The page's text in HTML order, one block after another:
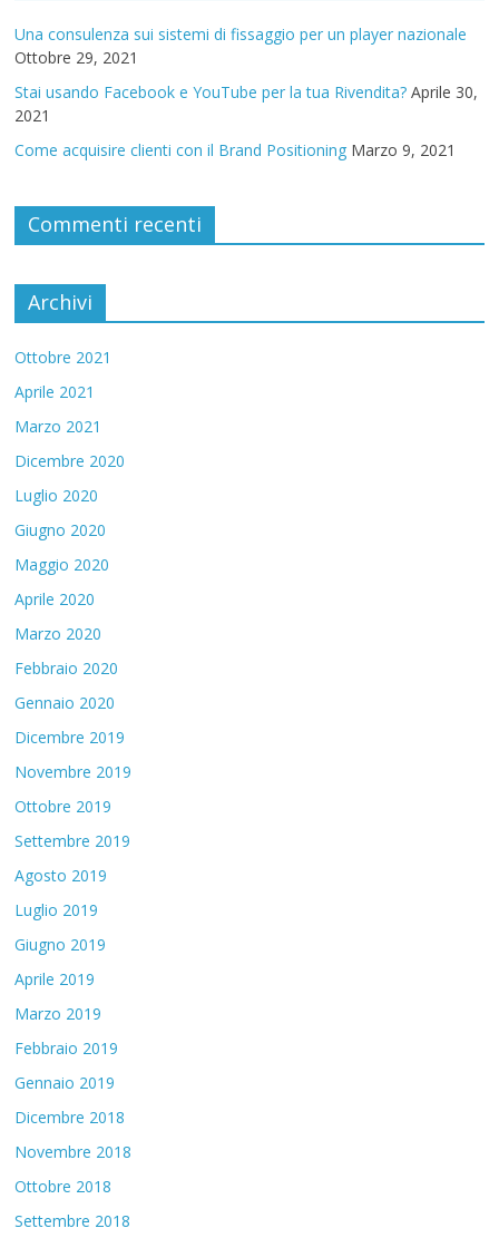
Una consulenza sui sistemi di fissaggio per un player nazionale
Ottobre 29, 2021
Stai usando Facebook e YouTube per la tua Rivendita? Aprile 30,
2021
Come acquisire clienti con il Brand Positioning Marzo 9, 2021
Commenti recenti
Archivi
Ottobre 2021
Aprile 2021
Marzo 2021
Dicembre 2020
Luglio 2020
Giugno 2020
Maggio 2020
Aprile 2020
Marzo 2020
Febbraio 2020
Gennaio 2020
Dicembre 2019
Novembre 2019
Ottobre 2019
Settembre 2019
Agosto 2019
Luglio 2019
Giugno 2019
Aprile 2019
Marzo 2019
Febbraio 2019
Gennaio 2019
Dicembre 2018
Novembre 2018
Ottobre 2018
Settembre 2018